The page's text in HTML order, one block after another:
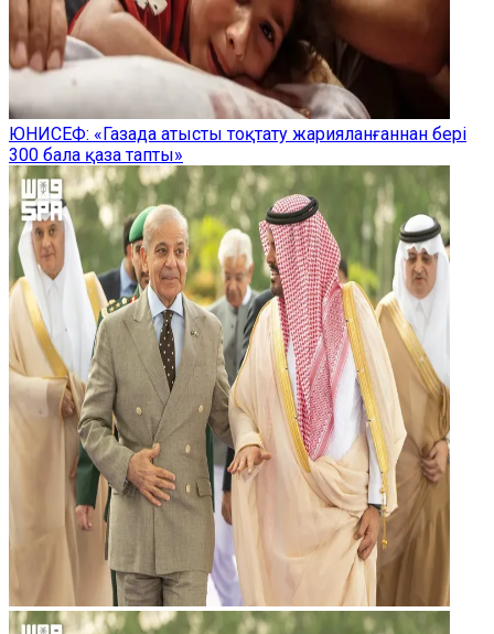
ЮНИСЕФ: «Газада атысты тоқтату жарияланғаннан бері
300 бала қаза тапты»